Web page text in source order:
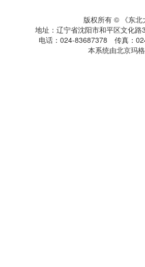
版权所有 © 《东北
地址：辽宁省沈阳市和平区文化
电话：024-83687378 传真：
本系统由北京玛